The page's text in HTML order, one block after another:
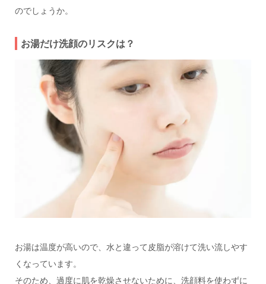
のでしょうか。
お湯だけ洗顔のリスクは？
お湯は温度が高いので、水と違って皮脂が溶けて洗い流しやす
くなっています。
そのため、過度に肌を乾燥させないために、洗顔料を使わずに